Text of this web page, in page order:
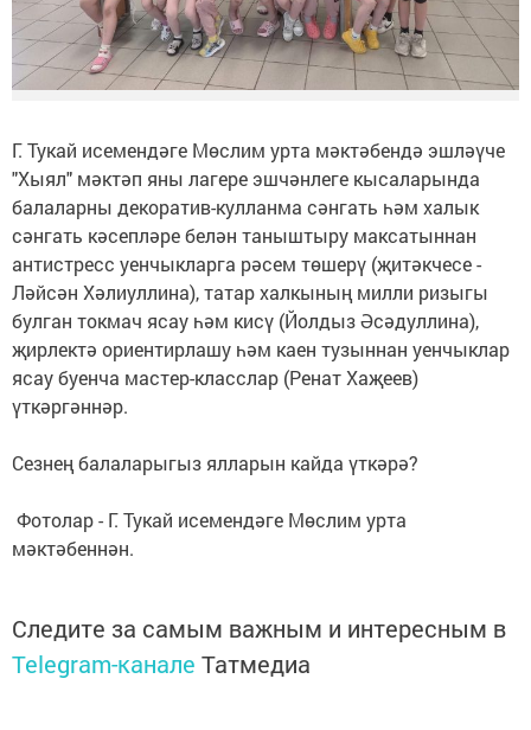
Г. Тукай исемендәге Мөслим урта мәктәбендә эшләүче
"Хыял" мәктәп яны лагере эшчәнлеге кысаларында
балаларны декоратив-кулланма сәнгать һәм халык
сәнгать кәсепләре белән таныштыру максатыннан
антистресс уенчыкларга рәсем төшерү (җитәкчесе -
Ләйсән Хәлиуллина), татар халкының милли ризыгы
булган токмач ясау һәм кисү (Йолдыз Әсәдуллина),
җирлектә ориентирлашу һәм каен тузыннан уенчыклар
ясау буенча мастер-класслар (Ренат Хаҗеев)
үткәргәннәр.
Сезнең балаларыгыз ялларын кайда үткәрә?
Фотолар - Г. Тукай исемендәге Мөслим урта
мәктәбеннән.
Следите за самым важным и интересным в
Telegram-канале Татмедиа